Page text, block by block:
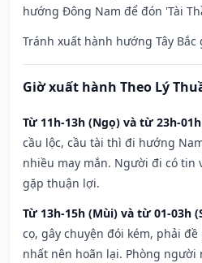
hướng Đông Nam để đón 'Tài
Tránh xuất hành hướng Tây Bắc
Giờ xuất hành Theo Lý
Từ 11h-13h (Ngọ) và từ 23h-
cầu lộc, cầu tài thì đi hướng
nhiều may mắn. Người đi có tin
gặp thuận lợi.
Từ 13h-15h (Mùi) và từ 01-03h
cọ, gây chuyện đói kém, phải
nhất nên hoãn lại. Phòng